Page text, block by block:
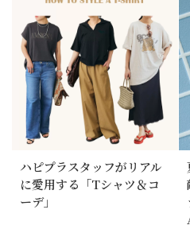
ハピプラスタッフがリアル
に愛用する「Tシャツ＆コ
ーデ」